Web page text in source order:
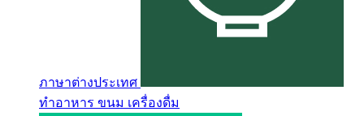
ภาษาต่างประเทศ
ทำอาหาร ขนม เครื่องดื่ม